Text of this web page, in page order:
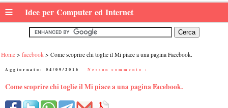
≡ Idee per Computer ed Internet
Home facebook Come scoprire chi toglie il Mi piace a una pagina Facebook.
Aggiornato: 04/09/2016 Nessun commento :
Come scoprire chi toglie il Mi piace a una pagina Facebook.